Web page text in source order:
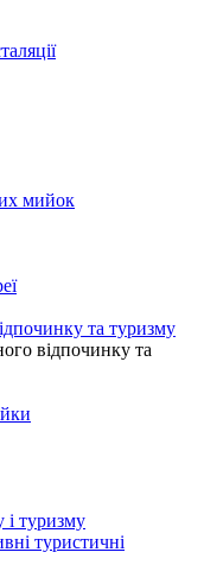
мийок
та туризму
відпочинку та
і туризму
туристичні